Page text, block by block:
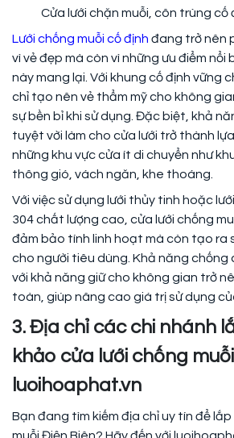
Cửa lưới chặn muỗi, côn trùng cố
Lưới chống muỗi cố định đang trở nên
vì vẻ đẹp mà còn vì những ưu điểm nổi
này mang lại. Với khung cố định vững
chỉ tạo nên vẻ thẩm mỹ cho không
sự bền bỉ khi sử dụng. Đặc biệt, khả
tuyệt vời làm cho cửa lưới trở thành
những khu vực cửa ít di chuyển như
thông gió, vách ngăn, khe thoáng.
Với việc sử dụng lưới thủy tinh hoặc
304 chất lượng cao, cửa lưới chống
đảm bảo tính linh hoạt mà còn tạo ra
cho người tiêu dùng. Khả năng chống
với khả năng giữ cho không gian trở
toàn, giúp nâng cao giá trị sử dụng
3. Địa chỉ các chi nhánh
khảo cửa lưới chống
luoihoaphat.vn
Bạn đang tìm kiếm địa chỉ uy tín để